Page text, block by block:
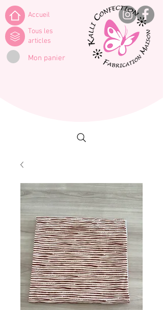
Accueil
Tous les
articles
Mon panier